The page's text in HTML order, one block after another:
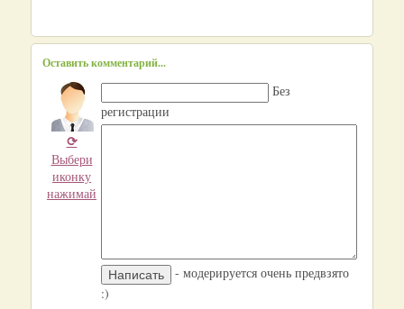
Оставить комментарий...
⟳
Выбери
иконку
нажимай
Без
регистрации
- модерируется очень предвзято
:)